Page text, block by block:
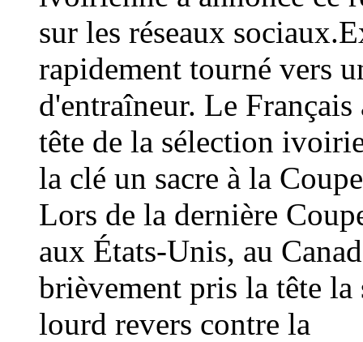
sur les réseaux
rapidement tourné vers
d'entraîneur. Le
tête de la sélection
la clé un sacre à la
Lors de la dernière
aux États-Unis, au
brièvement pris la tête
lourd revers contre la